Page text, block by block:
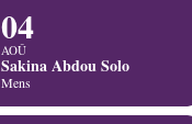
04
AOÛ
Sakina Abdou Solo
Mens